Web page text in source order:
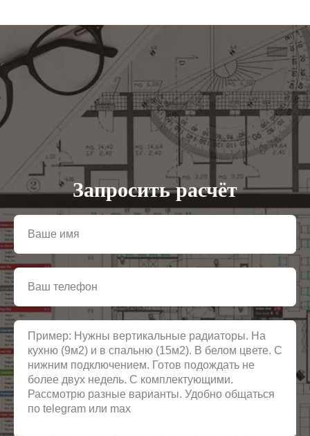
Запросить расчёт